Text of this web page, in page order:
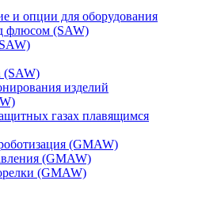
и опции для оборудования
флюсом (SAW)
(SAW)
изделий
газах плавящимся
(GMAW)
(GMAW)
(GMAW)